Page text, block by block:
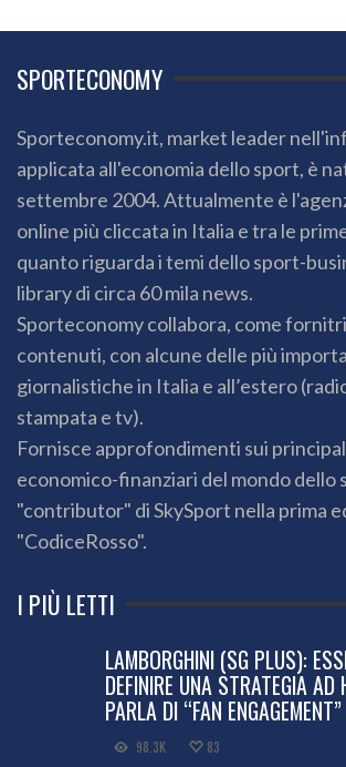
SPORTECONOMY
Sporteconomy.it, market leader
applicata all'economia dello sport, è
settembre 2004. Attualmente è
online più cliccata in Italia e tra le
quanto riguarda i temi dello sport-
library di circa 60 mila news.
Sporteconomy collabora, come
contenuti, con alcune delle più
giornalistiche in Italia e all’estero
stampata e tv).
Fornisce approfondimenti sui
economico-finanziari del mondo dello
"contributor" di SkySport nella prima
"CodiceRosso".
I PIÙ LETTI
LAMBORGHINI (SG PLUS):
DEFINIRE UNA STRATEGIA
PARLA DI “FAN ENGAGEMENT”
98.3K 83